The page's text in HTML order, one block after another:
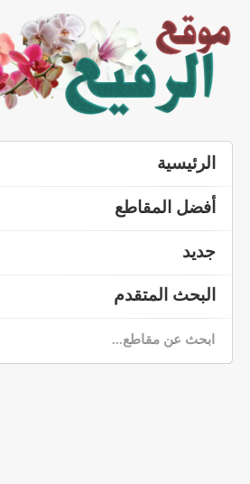
الرئيسية
أفضل المقاطع
جديد
البحث المتقدم